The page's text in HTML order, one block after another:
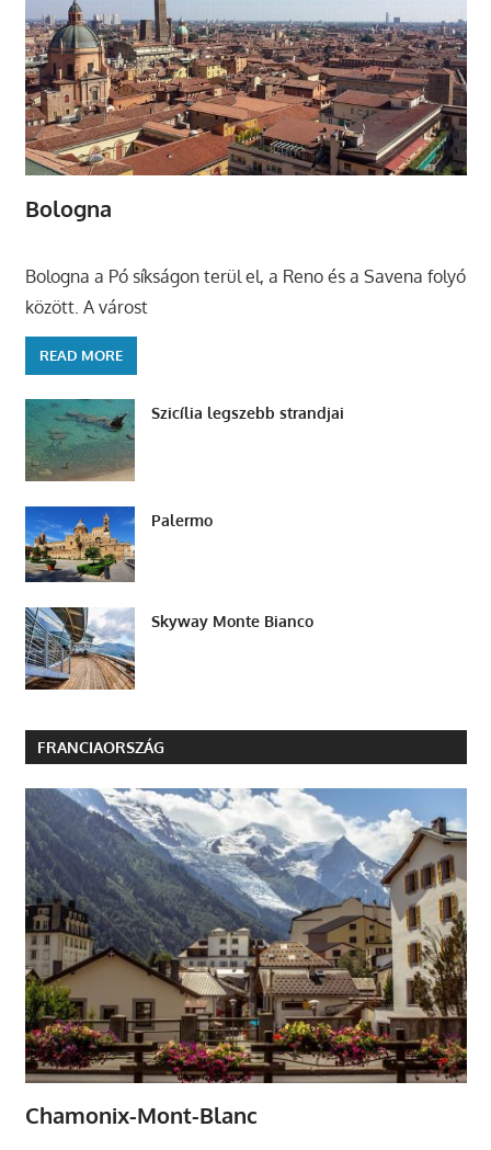
Bologna
Bologna a Pó síkságon terül el, a Reno és a Savena folyó
között. A várost
READ MORE
Szicília legszebb strandjai
Palermo
Skyway Monte Bianco
FRANCIAORSZÁG
Chamonix-Mont-Blanc